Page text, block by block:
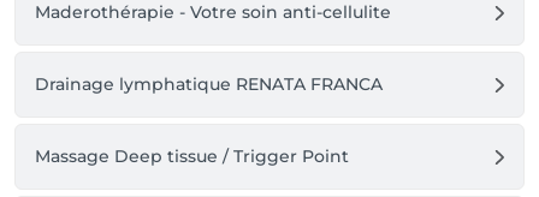
Maderothérapie - Votre soin anti-cellulite
Drainage lymphatique RENATA FRANCA
Massage Deep tissue / Trigger Point